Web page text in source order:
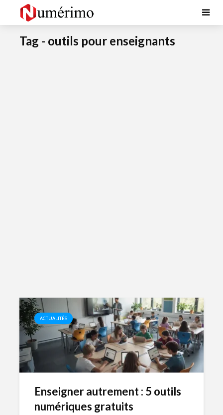
Tag - outils pour enseignants
ACTUALITÉS
Enseigner autrement : 5 outils
numériques gratuits